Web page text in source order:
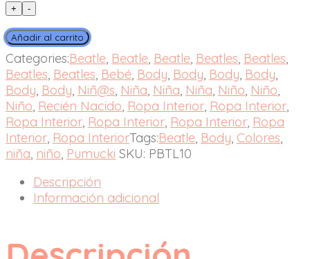
+ -
Añadir al carrito
Categories:Beatle, Beatle, Beatle, Beatles, Beatles,
Beatles, Beatles, Bebé, Body, Body, Body, Body,
Body, Body, Niñ@s, Niña, Niña, Niña, Niño, Niño,
Niño, Recién Nacido, Ropa Interior, Ropa Interior,
Ropa Interior, Ropa Interior, Ropa Interior, Ropa
Interior, Ropa InteriorTags:Beatle, Body, Colores,
niña, niño, Pumucki SKU: PBTL10
Descripción
Información adicional